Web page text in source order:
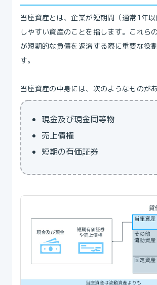
当座資産とは、企業が短期間（通常1年
しやすい資産のことを指します。これら
が短期的な負債を返済する際に重要な役
す。
当座資産の中身には、次のようなものがあ
‍現金及び現金同等物
売上債権
短期の有価証券